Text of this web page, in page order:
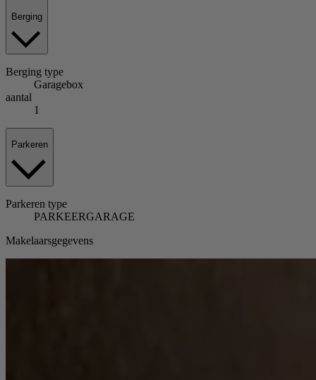
Berging
Berging type
Garagebox
aantal
1
Parkeren
Parkeren type
PARKEERGARAGE
Makelaarsgegevens